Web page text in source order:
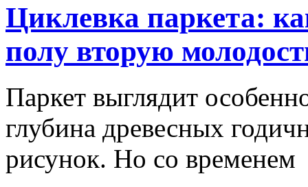
Циклевка паркета:
полу вторую
Паркет выглядит
глубина древесных
рисунок. Но со временем